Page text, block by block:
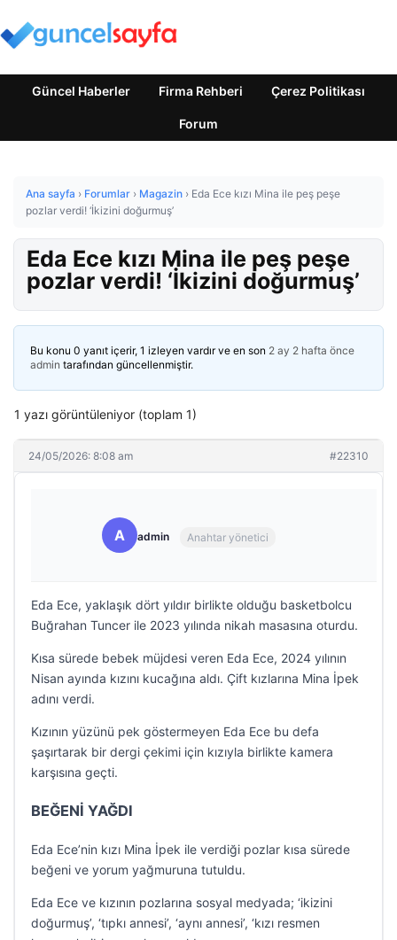
Güncel Haberler Firma Rehberi Çerez Politikası
Forum
Ana sayfa › Forumlar › Magazin › Eda Ece kızı Mina ile peş peşe
pozlar verdi! ‘İkizini doğurmuş’
Eda Ece kızı Mina ile peş peşe
pozlar verdi! ‘İkizini doğurmuş’
Bu konu 0 yanıt içerir, 1 izleyen vardır ve en son 2 ay 2 hafta önce
admin tarafından güncellenmiştir.
1 yazı görüntüleniyor (toplam 1)
24/05/2026: 8:08 am #22310
A admin Anahtar yönetici
Eda Ece, yaklaşık dört yıldır birlikte olduğu basketbolcu
Buğrahan Tuncer ile 2023 yılında nikah masasına oturdu.
Kısa sürede bebek müjdesi veren Eda Ece, 2024 yılının
Nisan ayında kızını kucağına aldı. Çift kızlarına Mina İpek
adını verdi.
Kızının yüzünü pek göstermeyen Eda Ece bu defa
şaşırtarak bir dergi çekimi için kızıyla birlikte kamera
karşısına geçti.
BEĞENİ YAĞDI
Eda Ece’nin kızı Mina İpek ile verdiği pozlar kısa sürede
beğeni ve yorum yağmuruna tutuldu.
Eda Ece ve kızının pozlarına sosyal medyada; ‘ikizini
doğurmuş’, ‘tıpkı annesi’, ‘aynı annesi’, ‘kızı resmen